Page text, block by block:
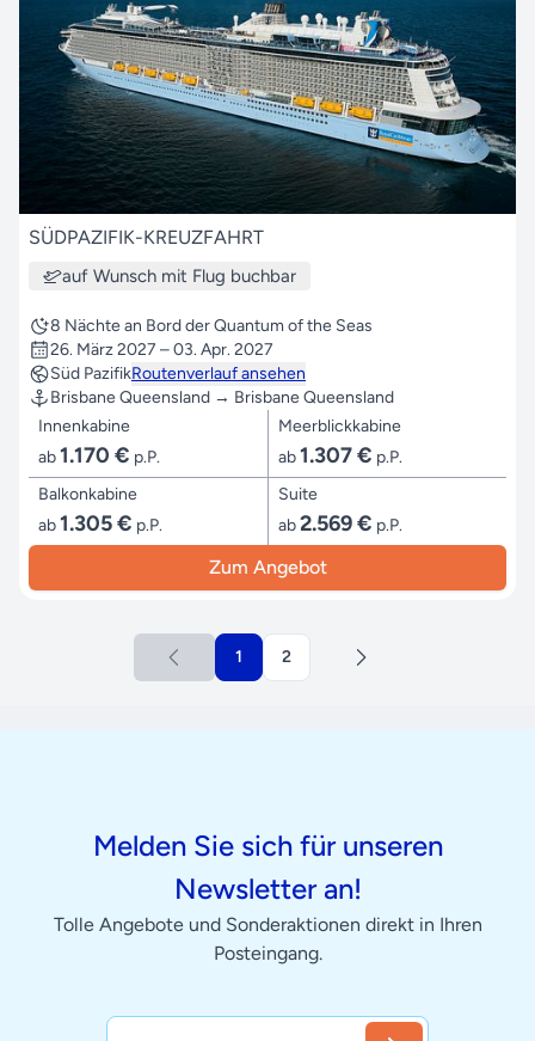
SÜDPAZIFIK-KREUZFAHRT
auf Wunsch mit Flug buchbar
8 Nächte an Bord der Quantum of the Seas
26. März 2027 – 03. Apr. 2027
Süd PazifikRoutenverlauf ansehen
Brisbane Queensland → Brisbane Queensland
Innenkabine
ab1.170 € p.P.
Meerblickkabine
ab1.307 € p.P.
Balkonkabine
ab1.305 € p.P.
Suite
ab2.569 € p.P.
Zum Angebot
1 2
Melden Sie sich für unseren
Newsletter an!
Tolle Angebote und Sonderaktionen direkt in Ihren
Posteingang.